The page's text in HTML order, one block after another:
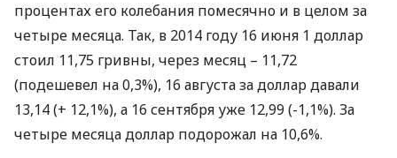
процентах его колебания помесячно и в целом за
четыре месяца. Так, в 2014 году 16 июня 1 доллар
стоил 11,75 гривны, через месяц – 11,72
(подешевел на 0,3%), 16 августа за доллар давали
13,14 (+ 12,1%), а 16 сентября уже 12,99 (-1,1%). За
четыре месяца доллар подорожал на 10,6%.